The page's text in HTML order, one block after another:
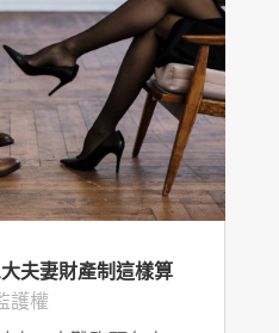
夫妻財產制這樣算
護權